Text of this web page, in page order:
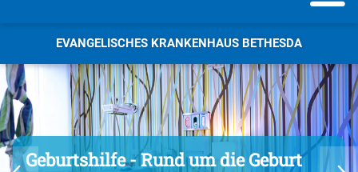
EVANGELISCHES KRANKENHAUS BETHESDA
Geburtshilfe - Rund um die Geburt